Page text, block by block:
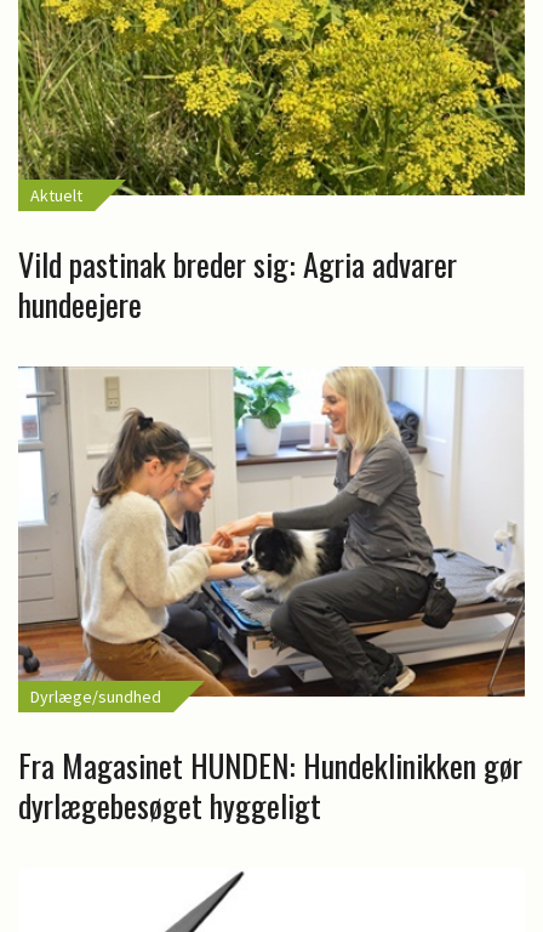
Aktuelt
Vild pastinak breder sig: Agria advarer
hundeejere
Dyrlæge/sundhed
Fra Magasinet HUNDEN: Hundeklinikken gør
dyrlægebesøget hyggeligt